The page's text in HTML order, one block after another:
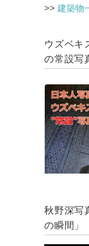
>> 建築物
ウズベキ
の常設写
秋野深写
の瞬間」